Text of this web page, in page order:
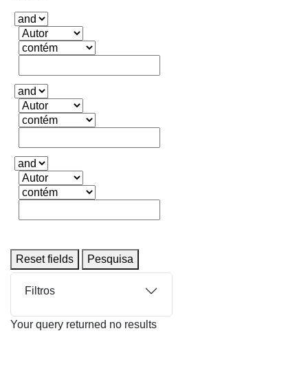
Reset fields Pesquisa
Filtros
Your query returned no results